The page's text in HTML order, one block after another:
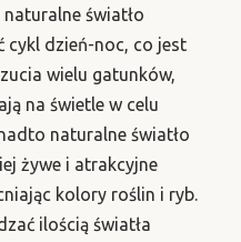
światło
cykl dzień-noc, co jest
wielu gatunków,
na świetle w celu
naturalne światło
żywe i atrakcyjne
kolory roślin i ryb.
ilością światła